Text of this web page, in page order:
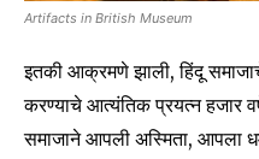
Artifacts in British Museum
इतकी आक्रमणे झाली, हिंदू
करण्याचे आत्यंतिक प्रयत्न हजार
समाजाने आपली अस्मिता, आपला